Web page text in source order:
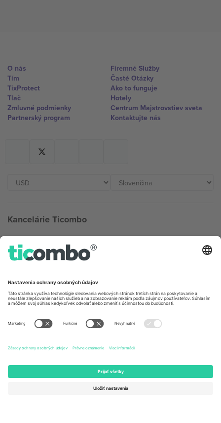
O nás
Tím
TixProtect
Tlač
Zmluvné podmienky
Partnerský program
Firemné Služby
Časté Otázky
Ako to funguje
Hotely
Centrum Majstrovstiev sveta
Kontaktujte nás
Kancelárie Ticombo
Unter den Linden 24, 10117
Berlin, Germany
167 City Road, London, Greater
United States
Newark, Delaware 19713, United
Switzerland
Engelberg, Switzerland
Bulgaria
Regus Sofia City West, bul
Totleben 53-55, 1606 Sofia,
United Arab Emirates
UAE Dubai Silicon Oasis, DDP
Building A1, Office 302, Dubai,
United Arab Emirates